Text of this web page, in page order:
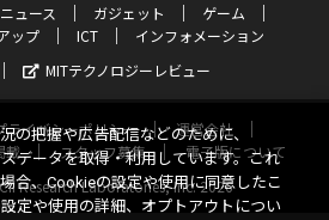
ニュース ガジェット
ゲーム
ップ ICT
インフォメーション
MITテクノロジーレビュー
ライバシーポリシー
運営会社
載 スタッフ募集
電子版について
Research Laboratories, Inc. 2026
の把握や広告配信などのために、
データを取得・利用しています。これ
合、Cookieの設定や使用に同意したこ
定や使用の詳細、オプトアウトについ